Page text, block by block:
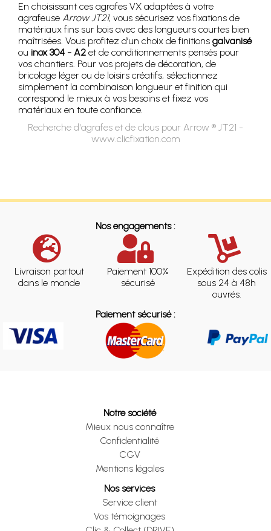
En choisissant ces agrafes VX adaptées à votre
agrafeuse Arrow JT21, vous sécurisez vos fixations de
matériaux fins sur bois avec des longueurs courtes bien
maîtrisées. Vous profitez d’un choix de finitions galvanisé
ou inox 304 - A2 et de conditionnements pensés pour
vos chantiers. Pour vos projets de décoration, de
bricolage léger ou de loisirs créatifs, sélectionnez
simplement la combinaison longueur et finition qui
correspond le mieux à vos besoins et fixez vos
matériaux en toute confiance.
Recherche d'agrafes et de clous pour Arrow ® JT21 -
www.clicfixation.com
Nos engagements :
Livraison partout
dans le monde
Paiement 100%
sécurisé
Expédition des colis
sous 24 à 48h
ouvrés.
Paiement sécurisé :
Notre société
Mieux nous connaître
Confidentialité
CGV
Mentions légales
Nos services
Service client
Vos témoignages